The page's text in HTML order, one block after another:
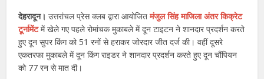
देहरादून। उत्तरांचल प्रेस क्लब द्वारा आयोजितमंजुल सिंह माजिला अंतर किक्रेट
टूर्नामेंटमें खेले गए पहले रोमांचक मुकाबले में दून टाइटन ने शानदार प्रदर्शन करते
हुए दून सुपर किंग को 51 रनों से हराकर जोरदार जीत दर्ज की। वहीं दूसरे
एकतरफा मुकाबले में दून किंग राइडर ने शानदार प्रदर्शन करते हुए दून चौंपियन
को 77 रन से मात दी।